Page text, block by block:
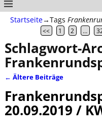
Startseite→Tags
<< 1 2 …
Schlagwort-
← Ältere Beiträge
20.09.2019 /